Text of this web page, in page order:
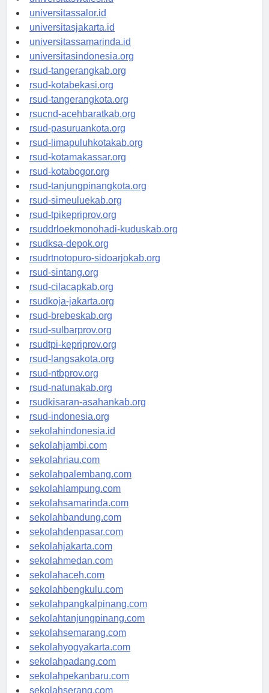
universitaswalesi.id
universitassalor.id
universitasjakarta.id
universitassamarinda.id
universitasindonesia.org
rsud-tangerangkab.org
rsud-kotabekasi.org
rsud-tangerangkota.org
rsucnd-acehbaratkab.org
rsud-pasuruankota.org
rsud-limapuluhkotakab.org
rsud-kotamakassar.org
rsud-kotabogor.org
rsud-tanjungpinangkota.org
rsud-simeuluekab.org
rsud-tpikepriprov.org
rsuddrloekmonohadi-kuduskab.org
rsudksa-depok.org
rsudrtnotopuro-sidoarjokab.org
rsud-sintang.org
rsud-cilacapkab.org
rsudkoja-jakarta.org
rsud-brebeskab.org
rsud-sulbarprov.org
rsudtpi-kepriprov.org
rsud-langsakota.org
rsud-ntbprov.org
rsud-natunakab.org
rsudkisaran-asahankab.org
rsud-indonesia.org
sekolahindonesia.id
sekolahjambi.com
sekolahriau.com
sekolahpalembang.com
sekolahlampung.com
sekolahsamarinda.com
sekolahbandung.com
sekolahdenpasar.com
sekolahjakarta.com
sekolahmedan.com
sekolahaceh.com
sekolahbengkulu.com
sekolahpangkalpinang.com
sekolahtanjungpinang.com
sekolahsemarang.com
sekolahyogyakarta.com
sekolahpadang.com
sekolahpekanbaru.com